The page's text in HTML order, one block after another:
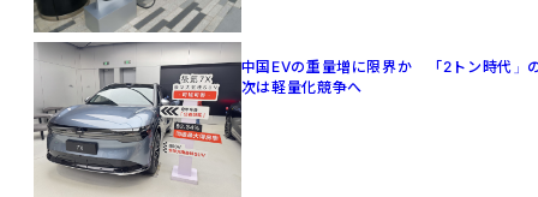
中国EVの重量増に限界か 「2トン時代」
次は軽量化競争へ